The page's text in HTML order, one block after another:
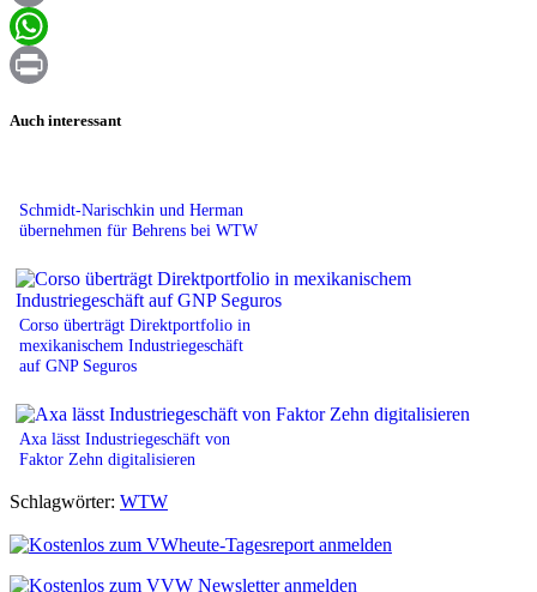
Email
WhatsApp
Auch interessant
Schmidt-Narischkin und Herman
übernehmen für Behrens bei WTW
Corso überträgt Direktportfolio in
mexikanischem Industriegeschäft
auf GNP Seguros
Axa lässt Industriegeschäft von
Faktor Zehn digitalisieren
Schlagwörter: WTW